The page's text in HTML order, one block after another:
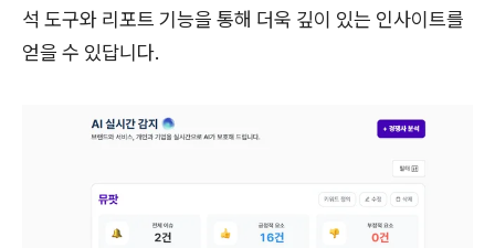
석 도구와 리포트 기능을 통해 더욱 깊이 있는 인사이트를
얻을 수 있답니다.